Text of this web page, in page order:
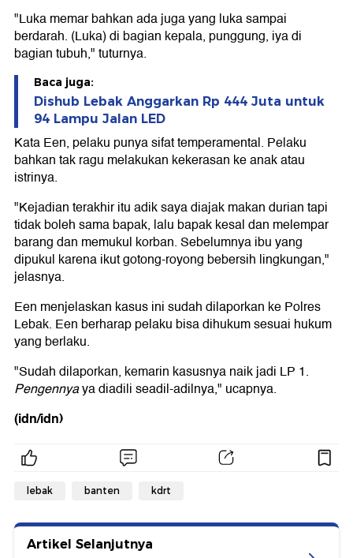
"Luka memar bahkan ada juga yang luka sampai
berdarah. (Luka) di bagian kepala, punggung, iya di
bagian tubuh," tuturnya.
Baca juga:
Dishub Lebak Anggarkan Rp 444 Juta untuk
94 Lampu Jalan LED
Kata Een, pelaku punya sifat temperamental. Pelaku
bahkan tak ragu melakukan kekerasan ke anak atau
istrinya.
"Kejadian terakhir itu adik saya diajak makan durian tapi
tidak boleh sama bapak, lalu bapak kesal dan melempar
barang dan memukul korban. Sebelumnya ibu yang
dipukul karena ikut gotong-royong bebersih lingkungan,"
jelasnya.
Een menjelaskan kasus ini sudah dilaporkan ke Polres
Lebak. Een berharap pelaku bisa dihukum sesuai hukum
yang berlaku.
"Sudah dilaporkan, kemarin kasusnya naik jadi LP 1.
Pengennyaya diadili seadil-adilnya," ucapnya.
(idn/idn)
lebak banten kdrt
Artikel Selanjutnya